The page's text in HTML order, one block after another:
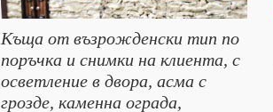
Къща от възрожденски тип по
поръчка и снимки на клиента, с
осветление в двора, асма с
грозде, каменна ограда,